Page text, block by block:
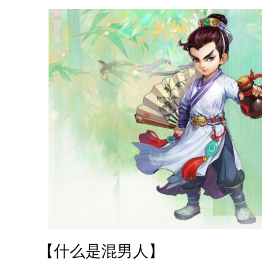
【什么是混男人】